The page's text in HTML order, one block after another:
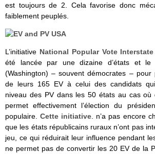
est toujours de 2. Cela favorise donc
faiblement peuplés.
L’initiative National Popular Vote
été lancée par une dizaine d’états et le
(Washington) – souvent démocrates – pour
de leurs 165 EV à celui des candidats
niveau des PV dans les 50 états au cas où
permet effectivement l’élection du
populaire.Cette initiative . n’a pas encore
que les états républicains ruraux n’ont pas
jeu, ce qui réduirait leur influence pendant
ne permet pas de convertir les 20 EV de la